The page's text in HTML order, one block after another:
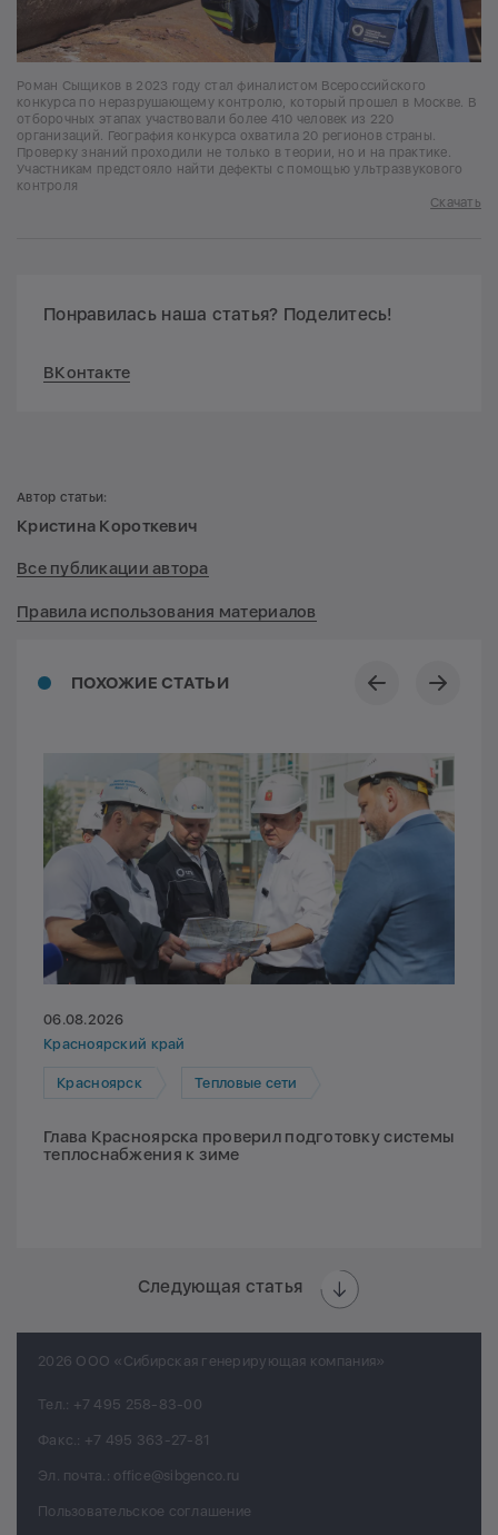
Роман Сыщиков в 2023 году стал финалистом Всероссийского
конкурса по неразрушающему контролю, который прошел в Москве. В
отборочных этапах участвовали более 410 человек из 220
организаций. География конкурса охватила 20 регионов страны.
Проверку знаний проходили не только в теории, но и на практике.
Участникам предстояло найти дефекты с помощью ультразвукового
контроля
Скачать
Понравилась наша статья? Поделитесь!
ВКонтакте
ПОХОЖИЕ СТАТЬИ
06.08.2026
Красноярский край
Красноярск Тепловые сети
Глава Красноярска проверил подготовку системы
теплоснабжения к зиме
Следующая статья
Автор статьи:
Кристина Короткевич
Все публикации автора
Правила использования материалов
2026 ООО «Сибирская генерирующая компания»
Тел.: +7 495 258-83-00
Факс.: +7 495 363-27-81
Эл. почта.: office@sibgenco.ru
Пользовательское соглашение